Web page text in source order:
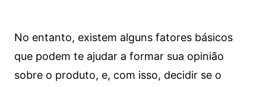
No entanto, existem alguns fatores básicos
que podem te ajudar a formar sua opinião
sobre o produto, e, com isso, decidir se o